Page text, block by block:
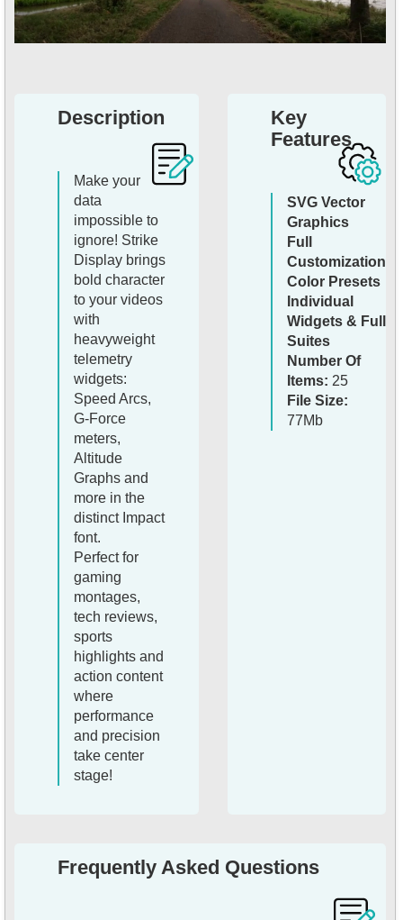
Description
Make your
data
impossible to
ignore! Strike
Display brings
bold character
to your videos
with
heavyweight
telemetry
widgets:
Speed Arcs,
G-Force
meters,
Altitude
Graphs and
more in the
distinct Impact
font.
Perfect for
gaming
montages,
tech reviews,
sports
highlights and
action content
where
performance
and precision
take center
stage!
Key
Features
SVG Vector
Graphics
Full
Customization
Color Presets
Individual
Widgets & Full
Suites
Number Of
Items: 25
File Size:
77Mb
Frequently Asked Questions